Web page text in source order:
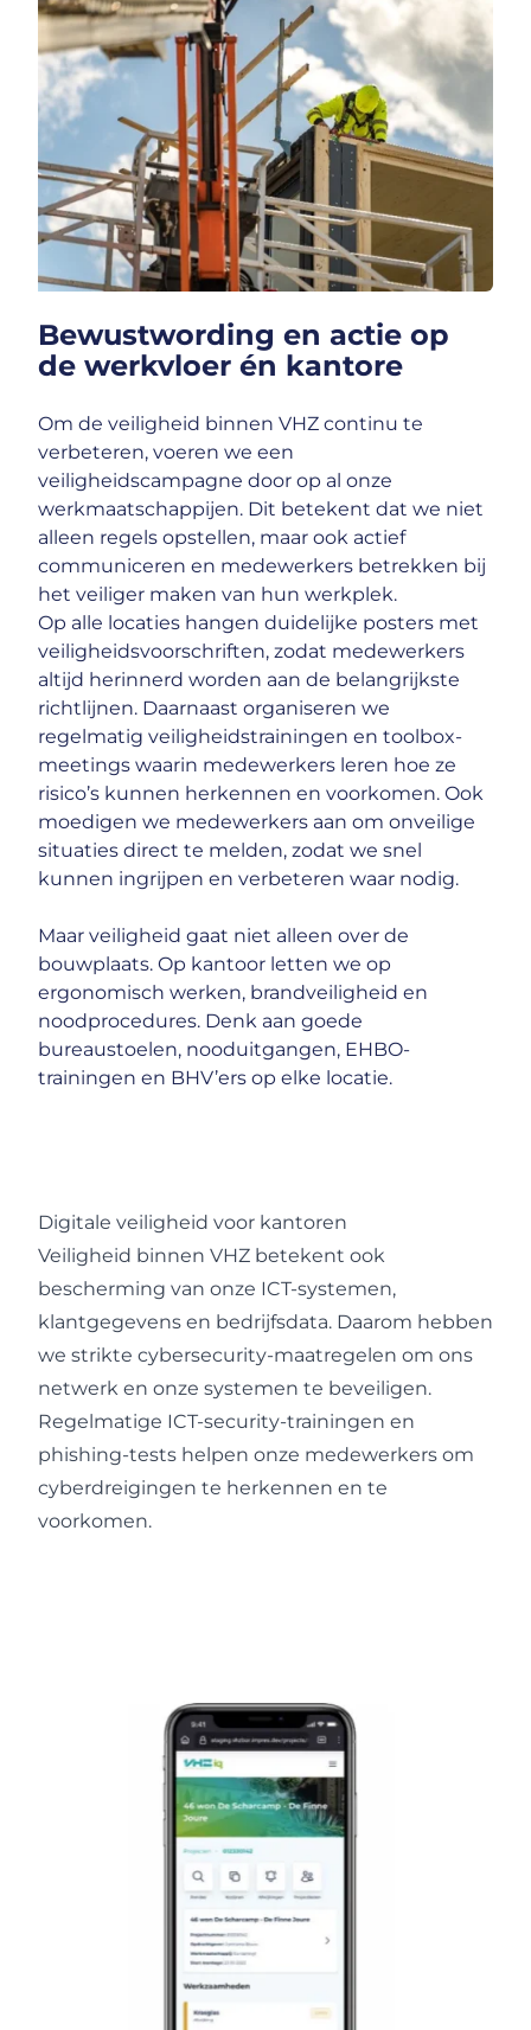
Bewustwording en actie op
de werkvloer én kantore
Om de veiligheid binnen VHZ continu te
verbeteren, voeren we een
veiligheidscampagne door op al onze
werkmaatschappijen. Dit betekent dat we niet
alleen regels opstellen, maar ook actief
communiceren en medewerkers betrekken bij
het veiliger maken van hun werkplek.
Op alle locaties hangen duidelijke posters met
veiligheidsvoorschriften, zodat medewerkers
altijd herinnerd worden aan de belangrijkste
richtlijnen. Daarnaast organiseren we
regelmatig veiligheidstrainingen en toolbox-
meetings waarin medewerkers leren hoe ze
risico’s kunnen herkennen en voorkomen. Ook
moedigen we medewerkers aan om onveilige
situaties direct te melden, zodat we snel
kunnen ingrijpen en verbeteren waar nodig.
Maar veiligheid gaat niet alleen over de
bouwplaats. Op kantoor letten we op
ergonomisch werken, brandveiligheid en
noodprocedures. Denk aan goede
bureaustoelen, nooduitgangen, EHBO-
trainingen en BHV’ers op elke locatie.
Digitale veiligheid voor kantoren
Veiligheid binnen VHZ betekent ook
bescherming van onze ICT-systemen,
klantgegevens en bedrijfsdata. Daarom hebben
we strikte cybersecurity-maatregelen om ons
netwerk en onze systemen te beveiligen.
Regelmatige ICT-security-trainingen en
phishing-tests helpen onze medewerkers om
cyberdreigingen te herkennen en te
voorkomen.